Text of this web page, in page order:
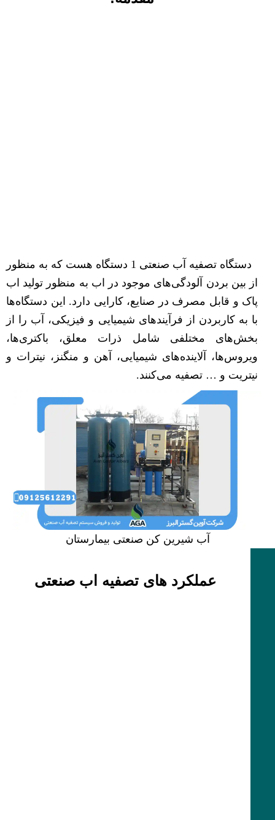
دستگاه تصفیه آب صنعتی 1 دستگاه هست که به منظور
از بین بردن آلودگی‌های موجود در اب به منظور تولید اب
پاک و قابل مصرف در صنایع، کارایی دارد. این دستگاه‌ها
با به کاربردن از فرآیندهای شیمیایی و فیزیکی، آب را از
بخش‌های مختلفی شامل ذرات معلق، باکتری‌ها،
ویروس‌ها، آلاینده‌های شیمیایی، آهن و منگنز، نیترات و
نیتریت و … تصفیه می‌کنند.
آب شیرین کن صنعتی بیمارستان
عملکرد های تصفیه اب صنعتی